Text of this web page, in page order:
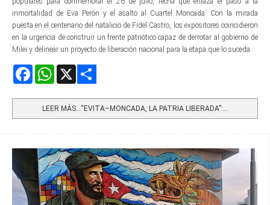
inmortalidad de Eva Perón y el asalto al Cuartel Moncada. Con la mirada
puesta en el centenario del natalicio de Fidel Castro, los expositores coincidieron
en la urgencia de construir un frente patriótico capaz de derrotar al gobierno de
Milei y delinear un proyecto de liberación nacional para la etapa que lo suceda.
FacebookWhatsApp
LEER MÁS…“EVITA–MONCADA, LA PATRIA LIBERADA”:...